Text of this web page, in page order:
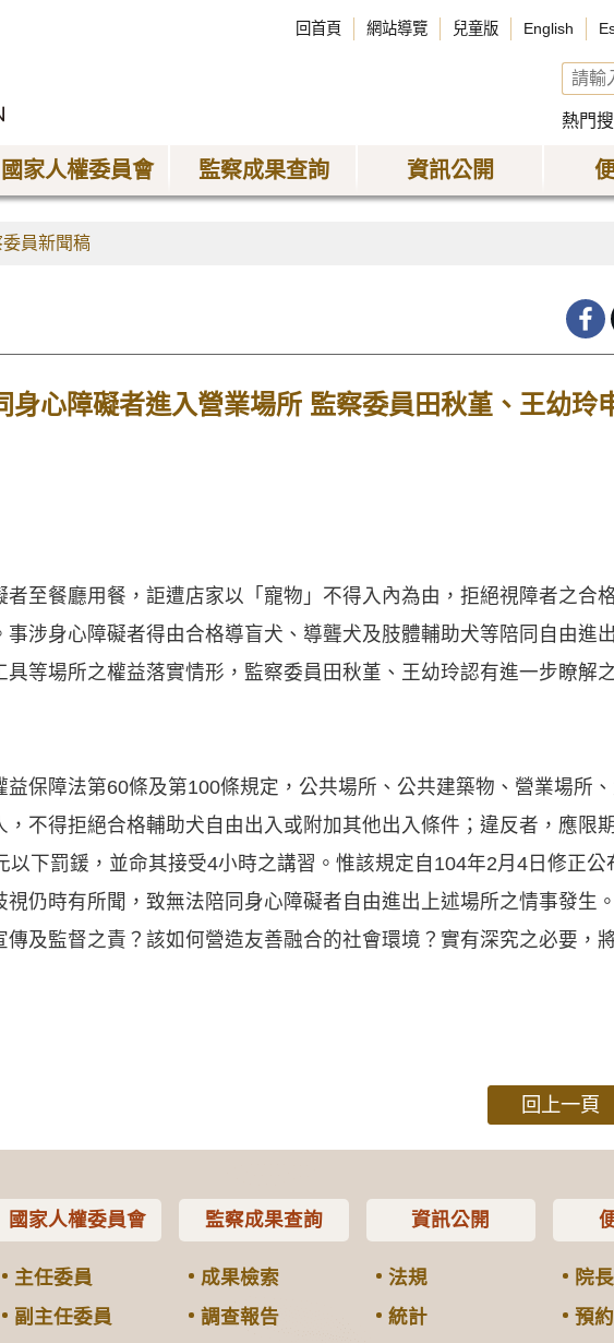
回首頁 網站導覽 兒童版 English
熱門
國家人權委員會 監察成果查詢 資訊公開
委員新聞稿
身心障礙者進入營業場所 監察委員田秋堇、王幼玲
至餐廳用餐，詎遭店家以「寵物」不得入內為由，拒絕視障者之合
涉身心障礙者得由合格導盲犬、導聾犬及肢體輔助犬等陪同自由進
等場所之權益落實情形，監察委員田秋堇、王幼玲認有進一步瞭解
保障法第60條及第100條規定，公共場所、公共建築物、營業場所
不得拒絕合格輔助犬自由出入或附加其他出入條件；違反者，應限
以下罰鍰，並命其接受4小時之講習。惟該規定自104年2月4日修正公
仍時有所聞，致無法陪同身心障礙者自由進出上述場所之情事發生
及監督之責？該如何營造友善融合的社會環境？實有深究之必要，
回上一頁
國家人權委員會
主任委員
副主任委員
監察成果查詢
成果檢索
調查報告
資訊公開
法規
統計
院
預